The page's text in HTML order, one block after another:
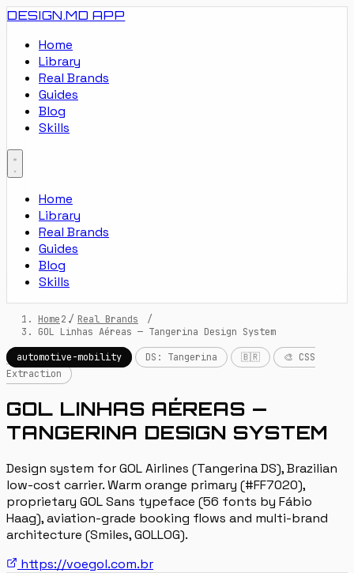
DESIGN.MD APP
Home
Library
Real Brands
Guides
Blog
Skills
Home
Library
Real Brands
Guides
Blog
Skills
Home / Real Brands
/
GOL Linhas Aéreas — Tangerina Design System
automotive-mobility
DS: Tangerina 🇧🇷
🎨 CSS
Extraction
GOL LINHAS AÉREAS —
TANGERINA DESIGN SYSTEM
Design system for GOL Airlines (Tangerina DS), Brazilian
low-cost carrier. Warm orange primary (#FF7020),
proprietary GOL Sans typeface (56 fonts by Fábio
Haag), aviation-grade booking flows and multi-brand
architecture (Smiles, GOLLOG).
https://voegol.com.br